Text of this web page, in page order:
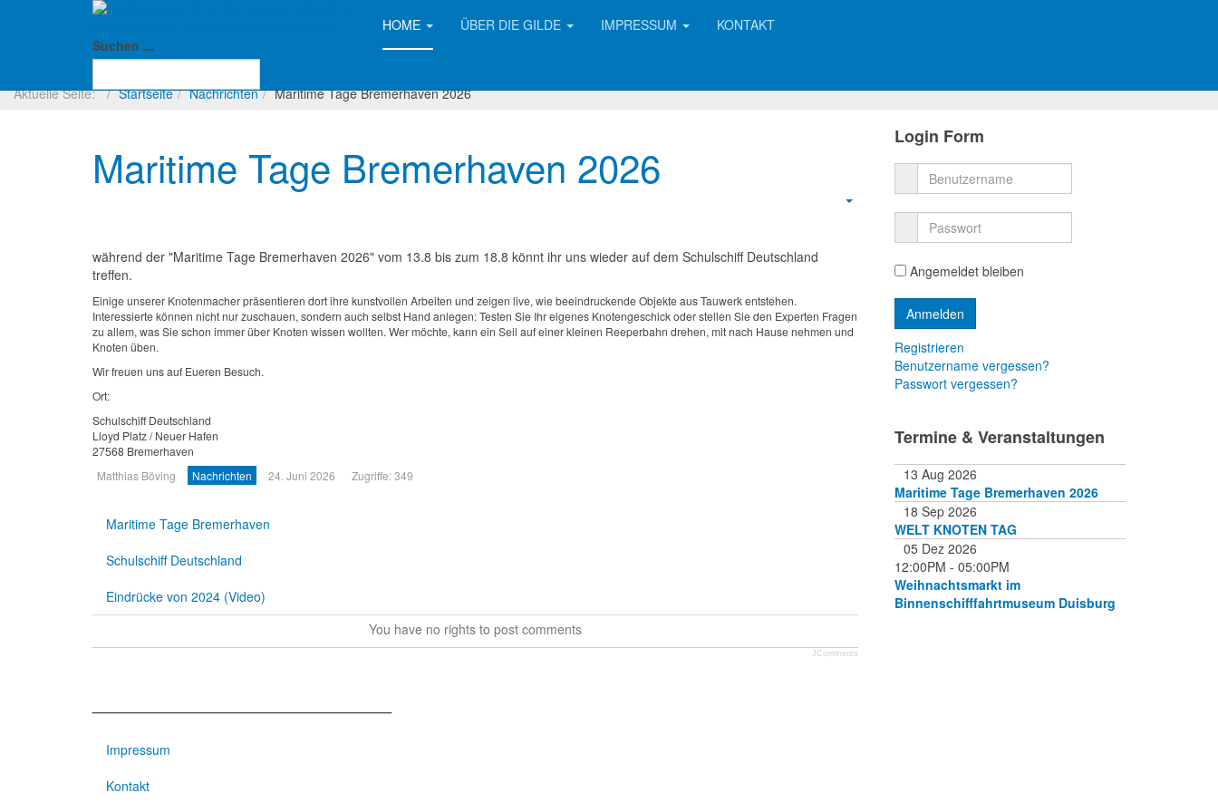
Suchen ...
HOME ÜBER DIE GILDE IMPRESSUM KONTAKT
Aktuelle Seite: Startseite Nachrichten Maritime Tage Bremerhaven 2026
Maritime Tage Bremerhaven 2026
während der "Maritime Tage Bremerhaven 2026" vom 13.8 bis zum 18.8 könnt ihr uns wieder auf dem Schulschiff Deutschland
treffen.
Einige unserer Knotenmacher präsentieren dort ihre kunstvollen Arbeiten und zeigen live, wie beeindruckende Objekte aus Tauwerk entstehen.
Interessierte können nicht nur zuschauen, sondern auch selbst Hand anlegen: Testen Sie Ihr eigenes Knotengeschick oder stellen Sie den Experten Fragen
zu allem, was Sie schon immer über Knoten wissen wollten. Wer möchte, kann ein Seil auf einer kleinen Reeperbahn drehen, mit nach Hause nehmen und
Knoten üben.
Wir freuen uns auf Eueren Besuch.
Ort:
Schulschiff Deutschland
Lloyd Platz / Neuer Hafen
27568 Bremerhaven
Matthias Böving
Nachrichten 24. Juni 2026 Zugriffe: 349
Maritime Tage Bremerhaven
Schulschiff Deutschland
Eindrücke von 2024 (Video)
You have no rights to post comments
JComments
Login Form
Angemeldet bleiben
Registrieren
Benutzername vergessen?
Passwort vergessen?
Termine & Veranstaltungen
13 Aug 2026
Maritime Tage Bremerhaven 2026
18 Sep 2026
WELT KNOTEN TAG
05 Dez 2026
12:00PM - 05:00PM
Weihnachtsmarkt im
Binnenschifffahrtmuseum Duisburg
Impressum
Kontakt